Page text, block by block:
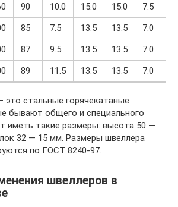
90 10.0 15.0 15.0 7.5
85 7.5 13.5 13.5 7.0
87 9.5 13.5 13.5 7.0
89 11.5 13.5 13.5 7.0
это стальные горячекатаные
бывают общего и специального
иметь такие размеры: высота 50 —
32 — 15 мм. Размеры швеллера
по ГОСТ 8240-97.
швеллеров в